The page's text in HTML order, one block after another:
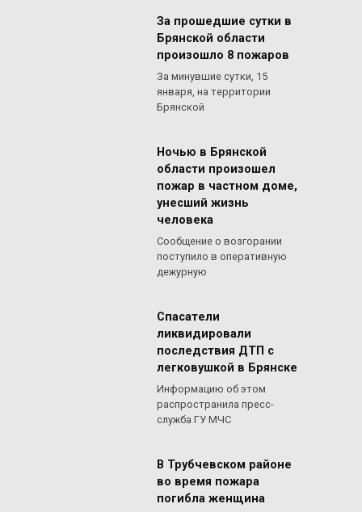
За прошедшие сутки в
Брянской области
произошло 8 пожаров
За минувшие сутки, 15
января, на территории
Брянской
Ночью в Брянской
области произошел
пожар в частном доме,
унесший жизнь
человека
Сообщение о возгорании
поступило в оперативную
дежурную
Спасатели
ликвидировали
последствия ДТП с
легковушкой в Брянске
Информацию об этом
распространила пресс-
служба ГУ МЧС
В Трубчевском районе
во время пожара
погибла женщина